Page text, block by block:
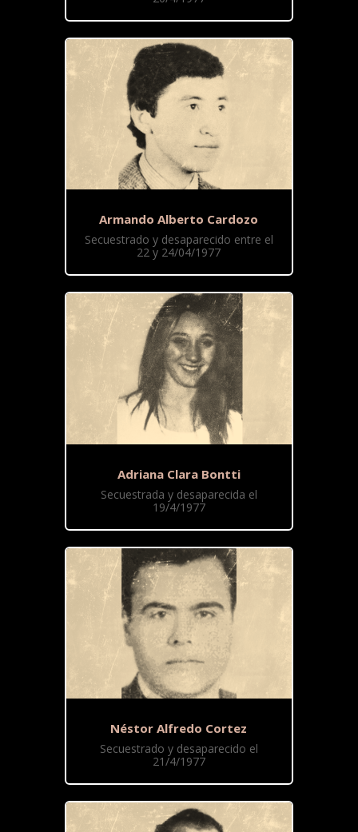
Armando Alberto Cardozo
Secuestrado y desaparecido entre el
22 y 24/04/1977
Adriana Clara Bontti
Secuestrada y desaparecida el
19/4/1977
Néstor Alfredo Cortez
Secuestrado y desaparecido el
21/4/1977